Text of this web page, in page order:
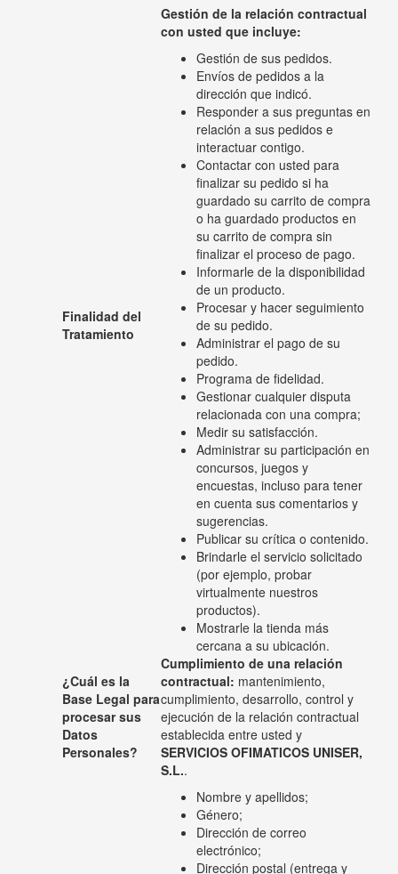
Finalidad del
Tratamiento
Gestión de la relación contractual
con usted que incluye:
Gestión de sus pedidos.
Envíos de pedidos a la
dirección que indicó.
Responder a sus preguntas en
relación a sus pedidos e
interactuar contigo.
Contactar con usted para
finalizar su pedido si ha
guardado su carrito de compra
o ha guardado productos en
su carrito de compra sin
finalizar el proceso de pago.
Informarle de la disponibilidad
de un producto.
Procesar y hacer seguimiento
de su pedido.
Administrar el pago de su
pedido.
Programa de fidelidad.
Gestionar cualquier disputa
relacionada con una compra;
Medir su satisfacción.
Administrar su participación en
concursos, juegos y
encuestas, incluso para tener
en cuenta sus comentarios y
sugerencias.
Publicar su crítica o contenido.
Brindarle el servicio solicitado
(por ejemplo, probar
virtualmente nuestros
productos).
Mostrarle la tienda más
cercana a su ubicación.
¿Cuál es la
Base Legal para
procesar sus
Datos
Personales?
Cumplimiento de una relación
contractual: mantenimiento,
cumplimiento, desarrollo, control y
ejecución de la relación contractual
establecida entre usted y
SERVICIOS OFIMATICOS UNISER,
S.L..
Nombre y apellidos;
Género;
Dirección de correo
electrónico;
Dirección postal (entrega y